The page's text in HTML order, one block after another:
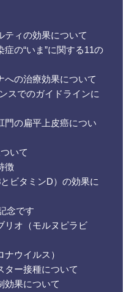
ティの効果について
の“いま”に関する11の
への治療効果について
スでのガイドラインに
門の扁平上皮癌につい
いて
徴
ビタミンD）の効果に
念です
リオ（モルヌピラビ
ウイルス）
ター接種について
効果について